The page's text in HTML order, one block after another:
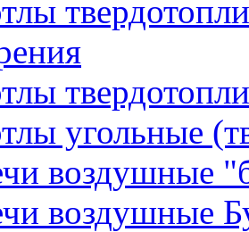
угольные
воздушные
воздушные